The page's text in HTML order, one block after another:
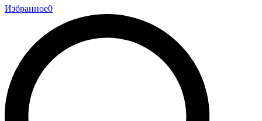
Избранное0